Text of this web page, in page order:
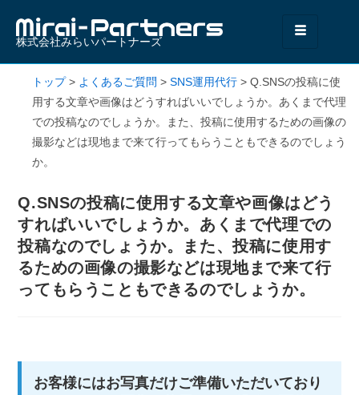
株式会社みらいパートナーズ
トップ> よくあるご質問 > SNS運用代行 > Q.SNSの投稿に使
用する文章や画像はどうすればいいでしょうか。あくまで代理
での投稿なのでしょうか。また、投稿に使用するための画像の
撮影などは現地まで来て行ってもらうこともできるのでしょう
か。
Q.SNSの投稿に使用する文章や画像はどう
すればいいでしょうか。あくまで代理での
投稿なのでしょうか。また、投稿に使用す
るための画像の撮影などは現地まで来て行
ってもらうこともできるのでしょうか。
お客様にはお写真だけご準備いただいており